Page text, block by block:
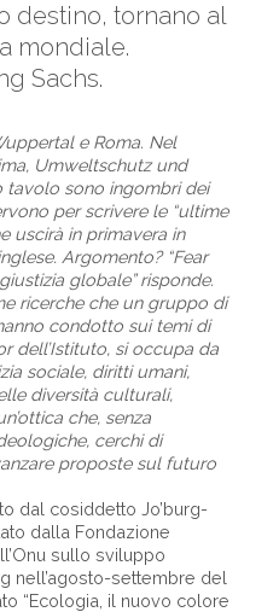
destino, tornano al
mondiale.
Sachs.
e Roma. Nel
Umweltschutz und
tavolo sono ingombri dei
per scrivere le “ultime
uscirà in primavera in
Argomento? “Fear
globale” risponde.
ricerche che un gruppo di
condotto sui temi di
dell’Istituto, si occupa da
sociale, diritti umani,
diversità culturali,
che, senza
cerchi di
proposte sul futuro
dal cosiddetto Jo’burg-
dalla Fondazione
sullo sviluppo
nell’agosto-settembre del
“Ecologia, il nuovo colore